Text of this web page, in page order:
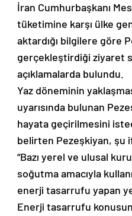
İran Cumhurbaşkanı
tüketimine karşı ülke
aktardığı bilgilere göre
gerçekleştirdiği ziyaret
açıklamalarda bulundu.
Yaz döneminin
uyarısında bulunan
hayata geçirilmesini
belirten Pezeşkiyan, şu
“Bazı yerel ve ulusal
soğutma amacıyla
enerji tasarrufu yapan
Enerji tasarrufu